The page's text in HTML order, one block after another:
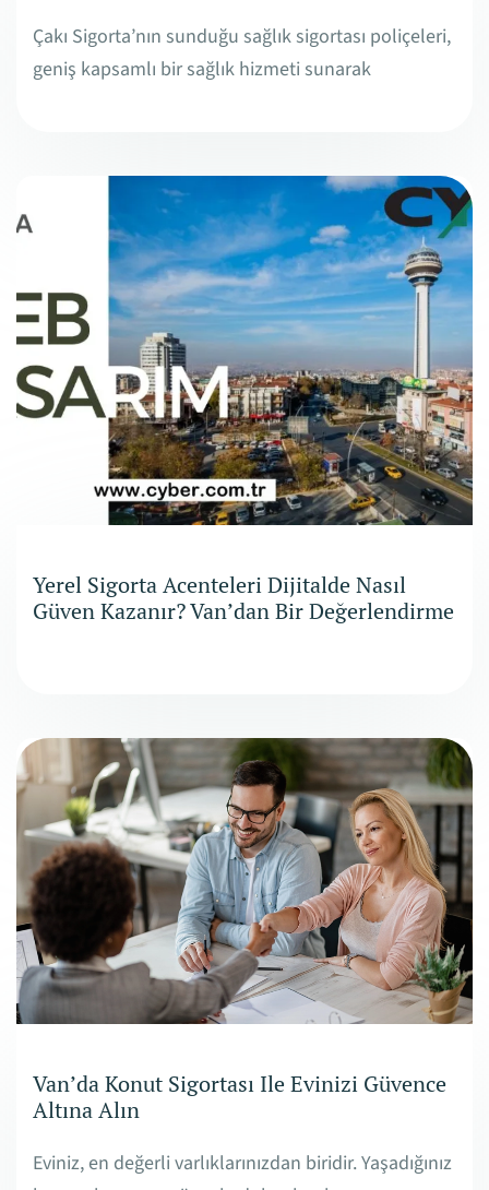
Çakı Sigorta’nın sunduğu sağlık sigortası poliçeleri,
geniş kapsamlı bir sağlık hizmeti sunarak
Yerel Sigorta Acenteleri Dijitalde Nasıl
Güven Kazanır? Van’dan Bir Değerlendirme
Van’da Konut Sigortası Ile Evinizi Güvence
Altına Alın
Eviniz, en değerli varlıklarınızdan biridir. Yaşadığınız